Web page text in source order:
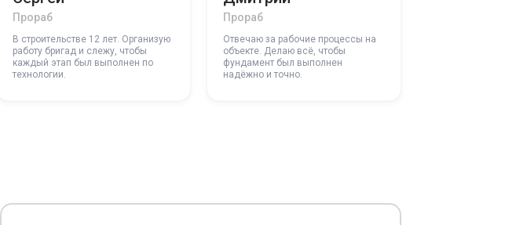
Прораб
В строительстве 12 лет. Организую
работу бригад и слежу, чтобы
каждый этап был выполнен по
технологии.
Прораб
Отвечаю за рабочие процессы на
объекте. Делаю всё, чтобы
фундамент был выполнен
надёжно и точно.